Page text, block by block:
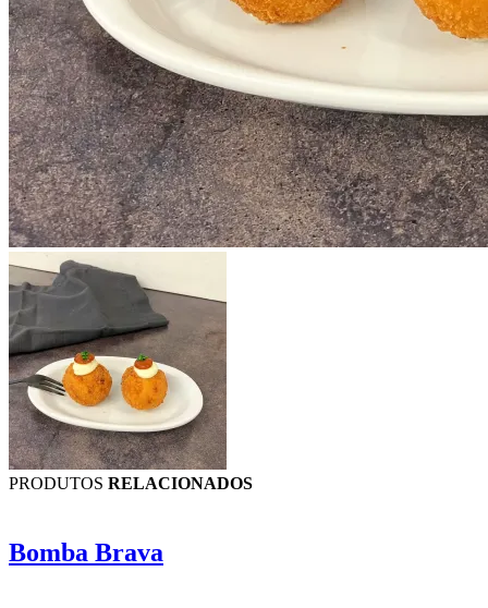
PRODUTOS RELACIONADOS
Bomba Brava